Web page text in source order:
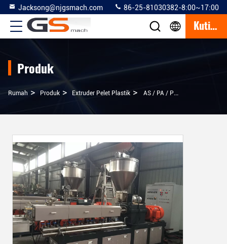
Jacksong@njgsmach.com 86-25-81030382-8:00~17:00
Kutipan
Produk
Rumah > Produk > Extruder Pelet Plastik > AS / PA / PC Carbon Fiber Plastic Pellet Extruder Efisiensi Tinggi Heat Transfer